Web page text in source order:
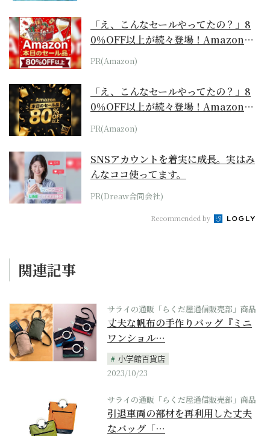
「え、こんなセールやってたの？」8
0％OFF以上が続々登場！Amazonの
本気が...
PR(Amazon)
「え、こんなセールやってたの？」8
0％OFF以上が続々登場！Amazonの
本気が...
PR(Amazon)
SNSアカウントを着実に成長。実はみ
んなココ使ってます。
PR(Dreaw合同会社)
Recommended by
関連記事
サライの通販「らくだ屋通信販売部」商品
丈夫な帆布の手作りバッグ『ミニ
ワンショル…
小学館百貨店
2023/10/23
サライの通販「らくだ屋通信販売部」商品
引退車両の部材を再利用した丈夫
なバッグ「…